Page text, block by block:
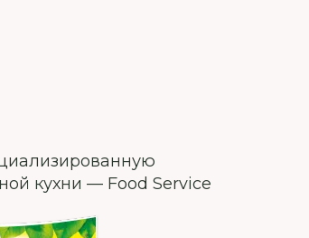
кухни — Food Service